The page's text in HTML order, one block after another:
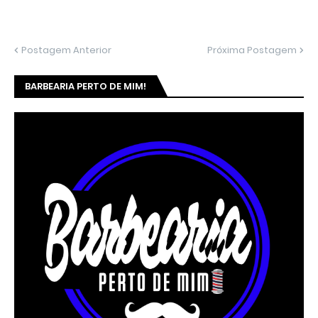
Postagem Anterior Próxima Postagem
BARBEARIA PERTO DE MIM!